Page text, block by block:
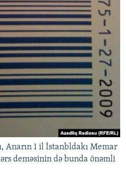
Anarın 1 il İstanbldakı Memar
deməsinin də bunda önəmli